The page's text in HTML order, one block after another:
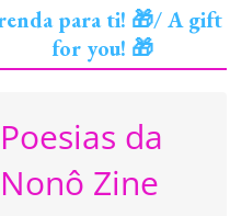
para ti! 🎁/ A gift
for you! 🎁
Poesias da
Nonô Zine